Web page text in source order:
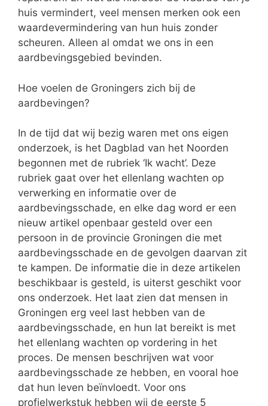
huis vermindert, veel mensen merken ook een
waardevermindering van hun huis zonder
scheuren. Alleen al omdat we ons in een
aardbevingsgebied bevinden.
Hoe voelen de Groningers zich bij de
aardbevingen?
In de tijd dat wij bezig waren met ons eigen
onderzoek, is het Dagblad van het Noorden
begonnen met de rubriek ‘Ik wacht’. Deze
rubriek gaat over het ellenlang wachten op
verwerking en informatie over de
aardbevingsschade, en elke dag word er een
nieuw artikel openbaar gesteld over een
persoon in de provincie Groningen die met
aardbevingsschade en de gevolgen daarvan zit
te kampen. De informatie die in deze artikelen
beschikbaar is gesteld, is uiterst geschikt voor
ons onderzoek. Het laat zien dat mensen in
Groningen erg veel last hebben van de
aardbevingsschade, en hun lat bereikt is met
het ellenlang wachten op vordering in het
proces. De mensen beschrijven wat voor
aardbevingsschade ze hebben, en vooral hoe
dat hun leven beïnvloedt. Voor ons
profielwerkstuk hebben wij de eerste 5